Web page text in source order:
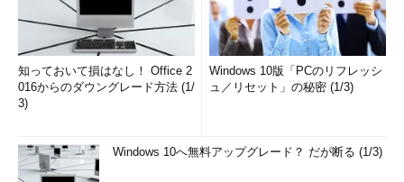
知っておいて損はなし！ Office 2
016からのダウングレード方法 (1/
3)
Windows 10版「PCのリフレッシ
ュ／リセット」の秘密 (1/3)
Windows 10へ無料アップグレード？ だが断る (1/3)